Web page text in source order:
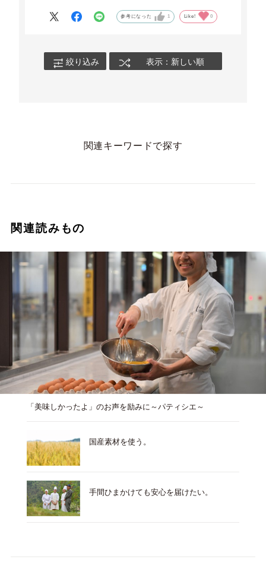
風紋まんじゅうは、常温がおすすめ。外側の生地
は抜群で、素材を活かしたとっても上品な美味し
参考になった 1 Like! 0
絞り込み 表示：新しい順
関連キーワードで探す
関連読みもの
「美味しかったよ」のお声を励みに～パティシエ～
国産素材を使う。
手間ひまかけても安心を届けたい。